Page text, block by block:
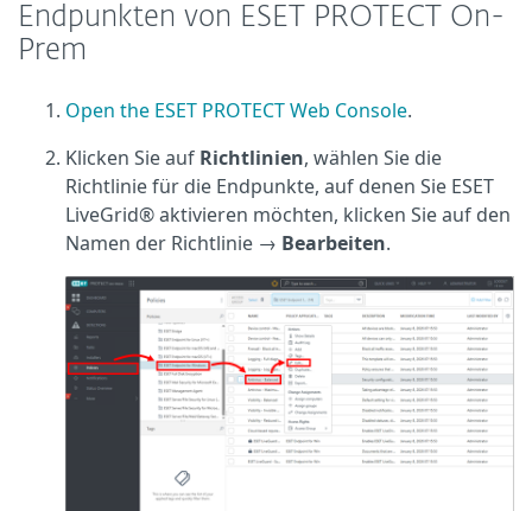
Endpunkten von ESET PROTECT On-
Prem
Open the ESET PROTECT Web Console.
Klicken Sie auf Richtlinien, wählen Sie die
Richtlinie für die Endpunkte, auf denen Sie ESET
LiveGrid® aktivieren möchten, klicken Sie auf den
Namen der Richtlinie → Bearbeiten.